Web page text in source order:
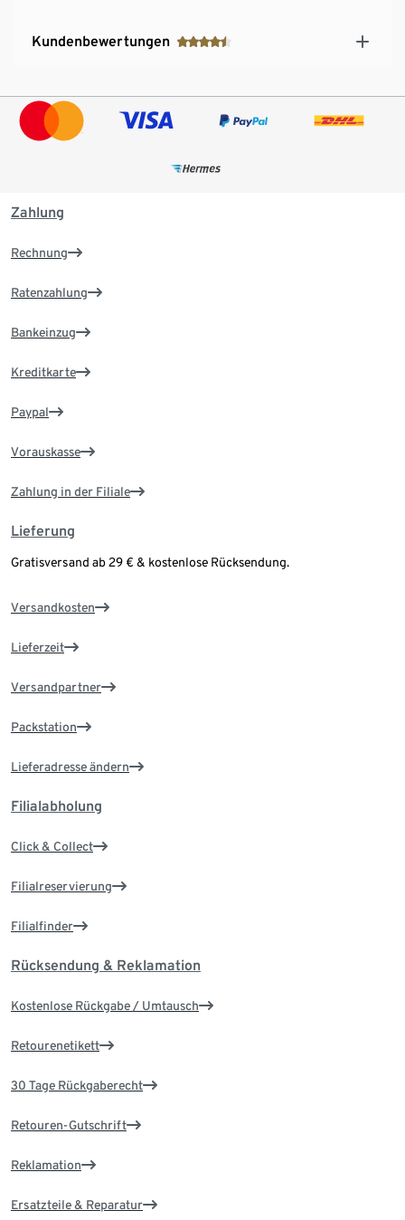
Kundenbewertungen
Zahlung
Rechnung
Ratenzahlung
Bankeinzug
Kreditkarte
Paypal
Vorauskasse
Zahlung in der Filiale
Lieferung
Gratisversand ab 29 € & kostenlose Rücksendung.
Versandkosten
Lieferzeit
Versandpartner
Packstation
Lieferadresse ändern
Filialabholung
Click & Collect
Filialreservierung
Filialfinder
Rücksendung & Reklamation
Kostenlose Rückgabe / Umtausch
Retourenetikett
30 Tage Rückgaberecht
Retouren-Gutschrift
Reklamation
Ersatzteile & Reparatur